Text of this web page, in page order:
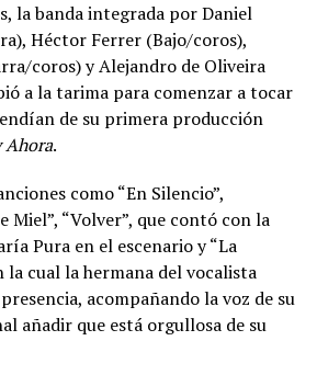
la banda integrada por Daniel
Héctor Ferrer (Bajo/coros),
coros) y Alejandro de Oliveira
a la tarima para comenzar a tocar
de su primera producción
Ahora.
como “En Silencio”,
Miel”, “Volver”, que contó con la
Pura en el escenario y “La
la cual la hermana del vocalista
acompañando la voz de su
añadir que está orgullosa de su